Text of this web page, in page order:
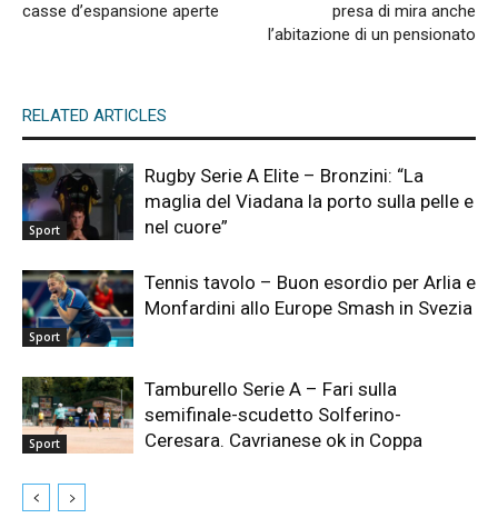
casse d’espansione aperte
presa di mira anche
l’abitazione di un pensionato
RELATED ARTICLES
Sport
Rugby Serie A Elite – Bronzini: “La
maglia del Viadana la porto sulla pelle e
nel cuore”
Sport
Tennis tavolo – Buon esordio per Arlia e
Monfardini allo Europe Smash in Svezia
Sport
Tamburello Serie A – Fari sulla
semifinale-scudetto Solferino-
Ceresara. Cavrianese ok in Coppa